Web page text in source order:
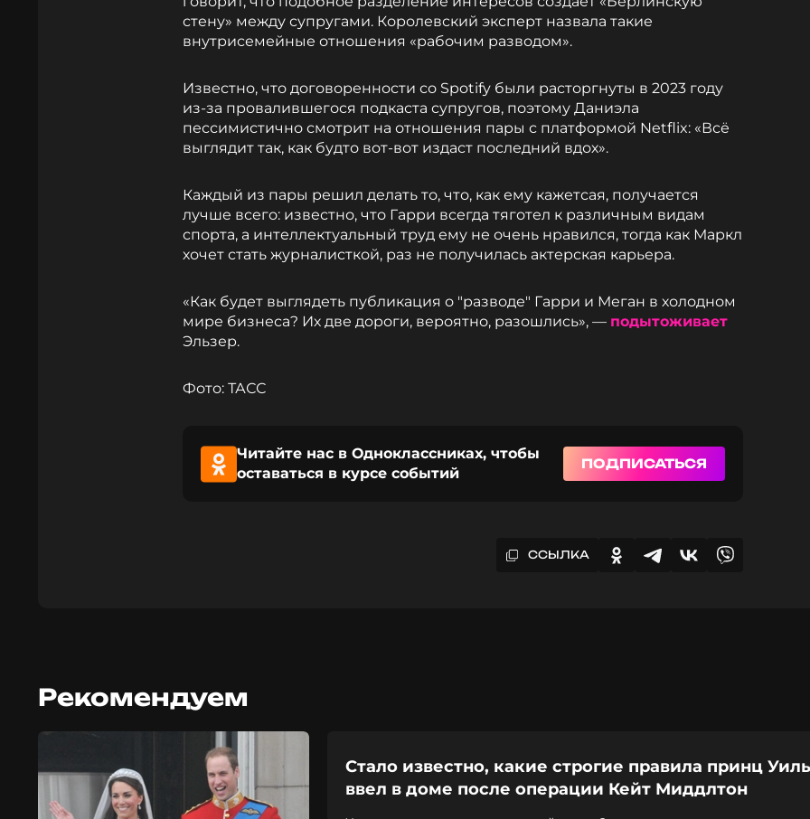
стену» между супругами. Королевский эксперт назвала такие
внутрисемейные отношения «рабочим разводом».
Известно, что договоренности со Spotify были расторгнуты в 2023 году
из-за провалившегося подкаста супругов, поэтому Даниэла
пессимистично смотрит на отношения пары с платформой Netflix: «Всё
выглядит так, как будто вот-вот издаст последний вдох».
Каждый из пары решил делать то, что, как ему кажетсая, получается
лучше всего: известно, что Гарри всегда тяготел к различным видам
спорта, а интеллектуальный труд ему не очень нравился, тогда как Маркл
хочет стать журналисткой, раз не получилась актерская карьера.
«Как будет выглядеть публикация о "разводе" Гарри и Меган в холодном
мире бизнеса? Их две дороги, вероятно, разошлись», — подытоживает
Эльзер.
Фото: ТАСС
Читайте нас в Одноклассниках, чтобы
оставаться в курсе событий
ПОДПИСАТЬСЯ
ССЫЛКА
Рекомендуем
Стало известно, какие строгие правила принц
ввел в доме после операции Кейт Миддлтон